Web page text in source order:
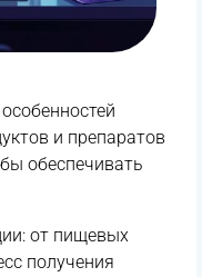
и препаратов
обеспечивать
от пищевых
получения